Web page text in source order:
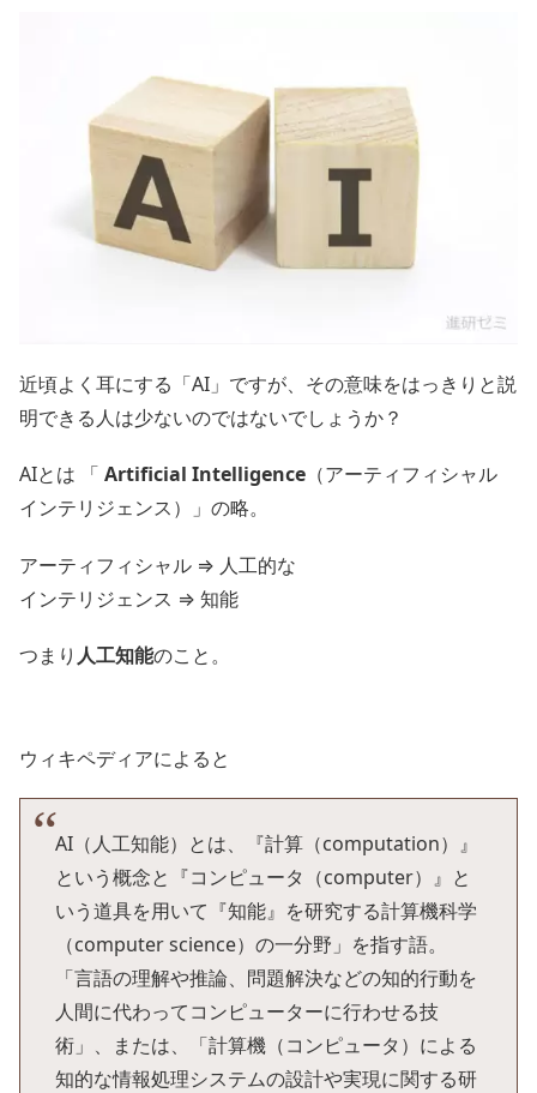
近頃よく耳にする「AI」ですが、その意味をはっきりと説
明できる人は少ないのではないでしょうか？
AIとは 「 Artificial Intelligence （アーティフィシャル
インテリジェンス）」の略。
アーティフィシャル ⇒ 人工的な
インテリジェンス ⇒ 知能
つまり 人工知能のこと。
ウィキペディアによると
AI（人工知能）とは、『計算（computation）』
という概念と『コンピュータ（computer）』と
いう道具を用いて『知能』を研究する計算機科学
（computer science）の一分野」を指す語。
「言語の理解や推論、問題解決などの知的行動を
人間に代わってコンピューターに行わせる技
術」、または、「計算機（コンピュータ）による
知的な情報処理システムの設計や実現に関する研